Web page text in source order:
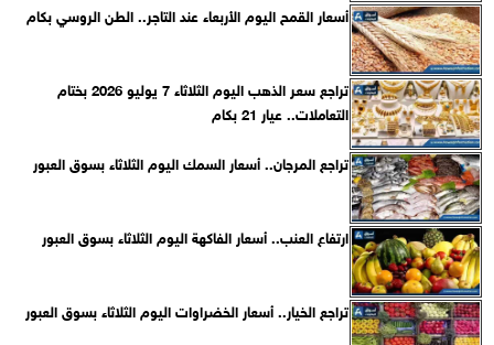
أسعار القمح اليوم الأربعاء عند التاجر.. الطن الروسي بكام
تراجع سعر الذهب اليوم الثلاثاء 7 يوليو 2026 بختام
التعاملات.. عيار 21 بكام
تراجع المرجان.. أسعار السمك اليوم الثلاثاء بسوق العبور
ارتفاع العنب.. أسعار الفاكهة اليوم الثلاثاء بسوق العبور
تراجع الخيار.. أسعار الخضراوات اليوم الثلاثاء بسوق العبور